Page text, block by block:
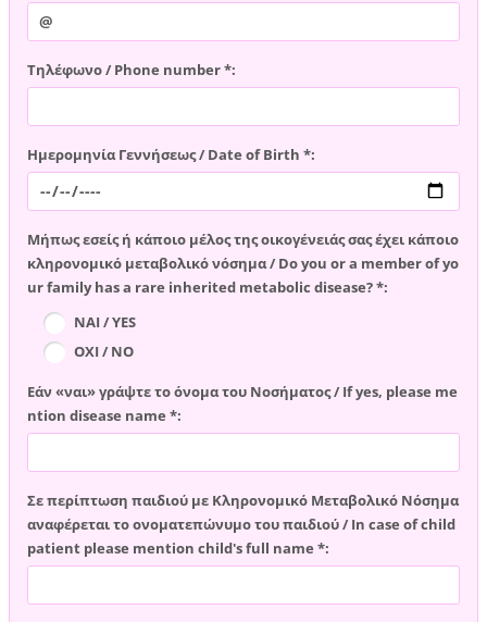
Τηλέφωνο / Phone number *:
Ημερομηνία Γεννήσεως / Date of Birth *:
Μήπως εσείς ή κάποιο μέλος της οικογένειάς σας έχει κάποιο
κληρονομικό μεταβολικό νόσημα / Do you or a member of yo
ur family has a rare inherited metabolic disease? *:
ΝΑΙ / YES
ΟΧΙ / NO
Εάν «ναι» γράψτε το όνομα του Νοσήματος / If yes, please me
ntion disease name *:
Σε περίπτωση παιδιού με Κληρονομικό Μεταβολικό Νόσημα
αναφέρεται το ονοματεπώνυμο του παιδιού / In case of child
patient please mention child's full name *: